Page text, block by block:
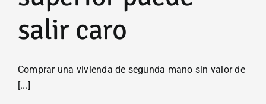
salir caro
Comprar una vivienda de segunda mano sin valor de
[...]